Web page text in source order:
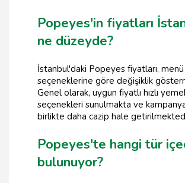
Popeyes'in fiyatları
ne düzeyde?
İstanbul'daki Popeyes fiyatları, menü
seçeneklerine göre değişiklik
Genel olarak, uygun fiyatlı hızlı
seçenekleri sunulmakta ve
birlikte daha cazip hale
Popeyes'te hangi tür
bulunuyor?